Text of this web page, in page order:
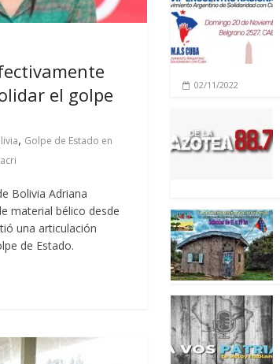
el golpe
, Golpe de Estado en
Bolivia Adriana
material bélico desde
una articulación
de Estado.
02/11/2022